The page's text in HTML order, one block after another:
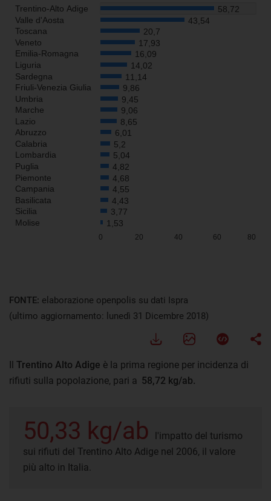
FONTE: elaborazione openpolis su dati Ispra
(ultimo aggiornamento: lunedì 31 Dicembre 2018)
Il Trentino Alto Adige è la prima regione per incidenza di
rifiuti sulla popolazione, pari a 58,72 kg/ab.
50,33 kg/ab
l'impatto del turismo
sui rifiuti del Trentino Alto Adige nel 2006, il valore
più alto in Italia.